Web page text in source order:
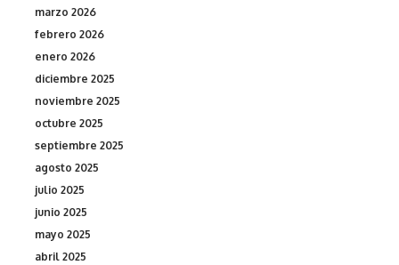
marzo 2026
febrero 2026
enero 2026
diciembre 2025
noviembre 2025
octubre 2025
septiembre 2025
agosto 2025
julio 2025
junio 2025
mayo 2025
abril 2025